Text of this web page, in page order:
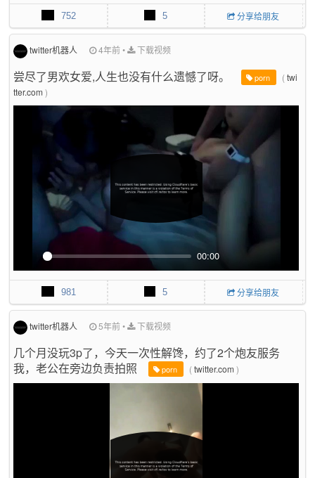
l
y
u
e
I
P
n
e
u
l
752 5 分享给朋友
twitter机器人 4年前• 下载视频
尝尽了男欢女爱,人生也没有什么遗憾了呀。 porn (twi
tter.com )
P
l
y
00:00
M
u
e
P
I
P
E
n
e
l
981 5 分享给朋友
twitter机器人 5年前• 下载视频
几个月没玩3p了，今天一次性解馋，约了2个炮友服务
我，老公在旁边负责拍照
porn (twitter.com)